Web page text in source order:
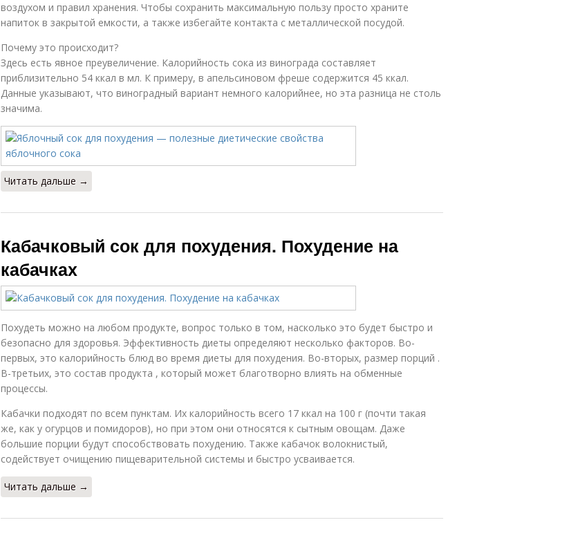
воздухом и правил хранения. Чтобы сохранить максимальную пользу просто храните
напиток в закрытой емкости, а также избегайте контакта с металлической посудой.
Почему это происходит?
Здесь есть явное преувеличение. Калорийность сока из винограда составляет
приблизительно 54 ккал в мл. К примеру, в апельсиновом фреше содержится 45 ккал.
Данные указывают, что виноградный вариант немного калорийнее, но эта разница не столь
значима.
Читать дальше →
Кабачковый сок для похудения. Похудение на
кабачках
Похудеть можно на любом продукте, вопрос только в том, насколько это будет быстро и
безопасно для здоровья. Эффективность диеты определяют несколько факторов. Во-
первых, это калорийность блюд во время диеты для похудения. Во-вторых, размер порций .
В-третьих, это состав продукта , который может благотворно влиять на обменные
процессы.
Кабачки подходят по всем пунктам. Их калорийность всего 17 ккал на 100 г (почти такая
же, как у огурцов и помидоров), но при этом они относятся к сытным овощам. Даже
большие порции будут способствовать похудению. Также кабачок волокнистый,
содействует очищению пищеварительной системы и быстро усваивается.
Читать дальше →